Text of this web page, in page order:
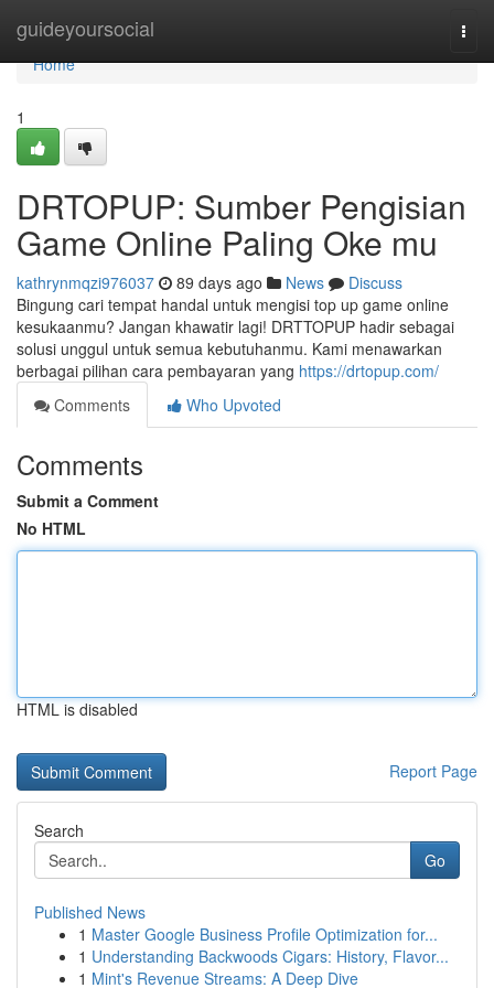
guideyoursocial
Home
Home
1
DRTOPUP: Sumber Pengisian
Game Online Paling Oke mu
kathrynmqzi976037 89 days ago News
Discuss
Bingung cari tempat handal untuk mengisi top up game online
kesukaanmu? Jangan khawatir lagi! DRTTOPUP hadir sebagai
solusi unggul untuk semua kebutuhanmu. Kami menawarkan
berbagai pilihan cara pembayaran yang https://drtopup.com/
Comments
Who Upvoted
Comments
Submit a Comment
No HTML
HTML is disabled
Report Page
Search
Go
Published News
1 Master Google Business Profile Optimization for...
1 Understanding Backwoods Cigars: History, Flavor...
1 Mint's Revenue Streams: A Deep Dive